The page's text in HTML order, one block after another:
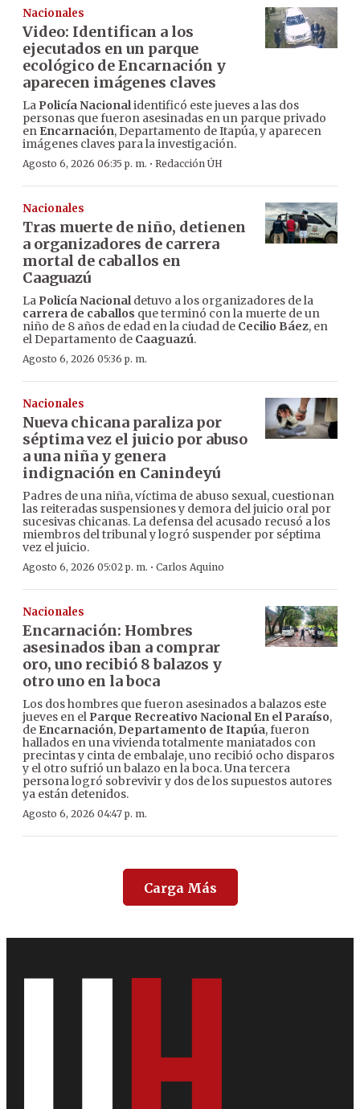
Nacionales
Video: Identifican a los
ejecutados en un parque
ecológico de Encarnación y
aparecen imágenes claves
La Policía Nacionalidentificó este jueves a las dos
personas que fueron asesinadas en un parque privado
en Encarnación, Departamento de Itapúa, y aparecen
imágenes claves para la investigación.
Agosto 6, 2026 06:35 p. m. · Redacción ÚH
Nacionales
Tras muerte de niño, detienen
a organizadores de carrera
mortal de caballos en
Caaguazú
La Policía Nacionaldetuvo a los organizadores de la
carrera de caballos que terminó con la muerte de un
niño de 8 años de edad en la ciudad de Cecilio Báez, en
el Departamento de Caaguazú.
Agosto 6, 2026 05:36 p. m.
Nacionales
Nueva chicana paraliza por
séptima vez el juicio por abuso
a una niña y genera
indignación en Canindeyú
Padres de una niña, víctima de abuso sexual, cuestionan
las reiteradas suspensiones y demora del juicio oral por
sucesivas chicanas. La defensa del acusado recusó a los
miembros del tribunal y logró suspender por séptima
vez el juicio.
Agosto 6, 2026 05:02 p. m. · Carlos Aquino
Nacionales
Encarnación: Hombres
asesinados iban a comprar
oro, uno recibió 8 balazos y
otro uno en la boca
Los dos hombres que fueron asesinados a balazos este
jueves en el Parque Recreativo Nacional En el Paraíso,
de Encarnación, Departamento de Itapúa, fueron
hallados en una vivienda totalmente maniatados con
precintas y cinta de embalaje, uno recibió ocho disparos
y el otro sufrió un balazo en la boca. Una tercera
persona logró sobrevivir y dos de los supuestos autores
ya están detenidos.
Agosto 6, 2026 04:47 p. m.
Carga Más